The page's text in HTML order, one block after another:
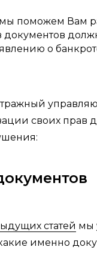
поможем Вам
документов
о
своих прав
статей мы
именно